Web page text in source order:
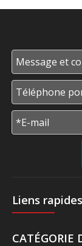
Liens rapides
CATÉGORIE